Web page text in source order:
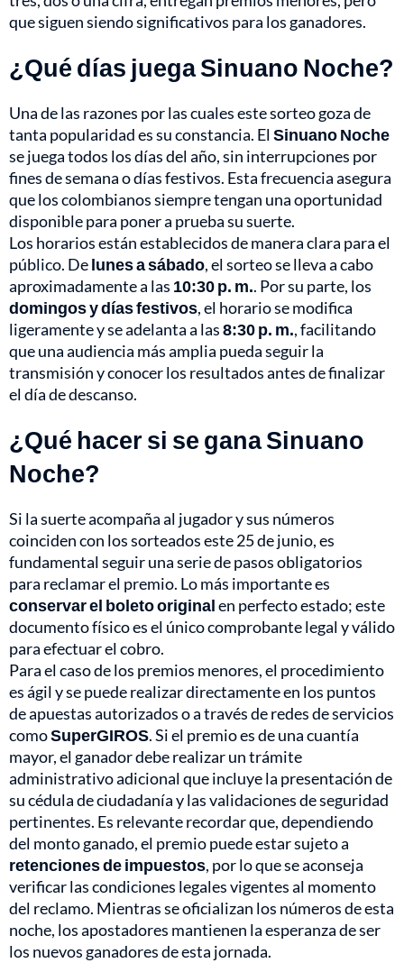
que siguen siendo significativos para los ganadores.
¿Qué días juega Sinuano Noche?
Una de las razones por las cuales este sorteo goza de
tanta popularidad es su constancia. ElSinuano Noche
se juega todos los días del año, sin interrupciones por
fines de semana o días festivos. Esta frecuencia asegura
que los colombianos siempre tengan una oportunidad
disponible para poner a prueba su suerte.
Los horarios están establecidos de manera clara para el
público. Delunes a sábado, el sorteo se lleva a cabo
aproximadamente a las 10:30 p. m.. Por su parte, los
domingos y días festivos, el horario se modifica
ligeramente y se adelanta a las8:30 p. m., facilitando
que una audiencia más amplia pueda seguir la
transmisión y conocer los resultados antes de finalizar
el día de descanso.
¿Qué hacer si se gana Sinuano
Noche?
Si la suerte acompaña al jugador y sus números
coinciden con los sorteados este 25 de junio, es
fundamental seguir una serie de pasos obligatorios
para reclamar el premio. Lo más importante es
conservar el boleto originalen perfecto estado; este
documento físico es el único comprobante legal y válido
para efectuar el cobro.
Para el caso de los premios menores, el procedimiento
es ágil y se puede realizar directamente en los puntos
de apuestas autorizados o a través de redes de servicios
comoSuperGIROS. Si el premio es de una cuantía
mayor, el ganador debe realizar un trámite
administrativo adicional que incluye la presentación de
su cédula de ciudadanía y las validaciones de seguridad
pertinentes. Es relevante recordar que, dependiendo
del monto ganado, el premio puede estar sujeto a
retenciones de impuestos, por lo que se aconseja
verificar las condiciones legales vigentes al momento
del reclamo. Mientras se oficializan los números de esta
noche, los apostadores mantienen la esperanza de ser
los nuevos ganadores de esta jornada.